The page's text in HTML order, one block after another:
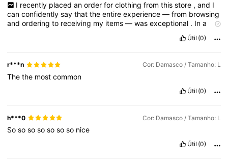
I recently placed an order for clothing from this store , and I
canconfidentlysaythattheentireexperience—from browsing
andorderingto receiving my items—wasexceptional . Ina
sometimes
out because
ofthequalityoftheclothesandtheoutstandingservice
provided
by the highlight quality
of
the clothing .From openedmypackage ,Icould
tellthat greatcarehad
yet
enjoyable
wearthroughouttheday.Thestitchingiscleanandwell-done
,showingattention craftsmanship.Nothingfelt
appreciate when investing
shows
Útil (0)
r***n Cor: Damasco / Tamanho: L
Thethe mostcommon
Útil (0)
h***0 Cor: Damasco / Tamanho: L
Sososososososo nice
Útil (0)